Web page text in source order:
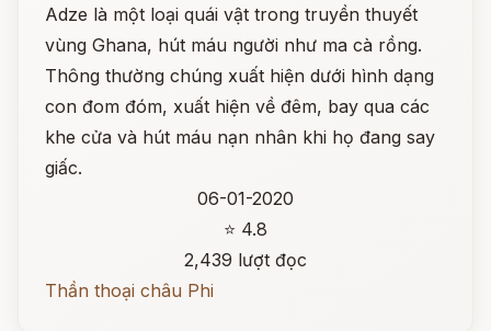
Adze là một loại quái vật trong truyền thuyết
vùng Ghana, hút máu người như ma cà rồng.
Thông thường chúng xuất hiện dưới hình dạng
con đom đóm, xuất hiện về đêm, bay qua các
khe cửa và hút máu nạn nhân khi họ đang say
giấc.
06-01-2020
⭐ 4.8
2,439 lượt đọc
Thần thoại châu Phi